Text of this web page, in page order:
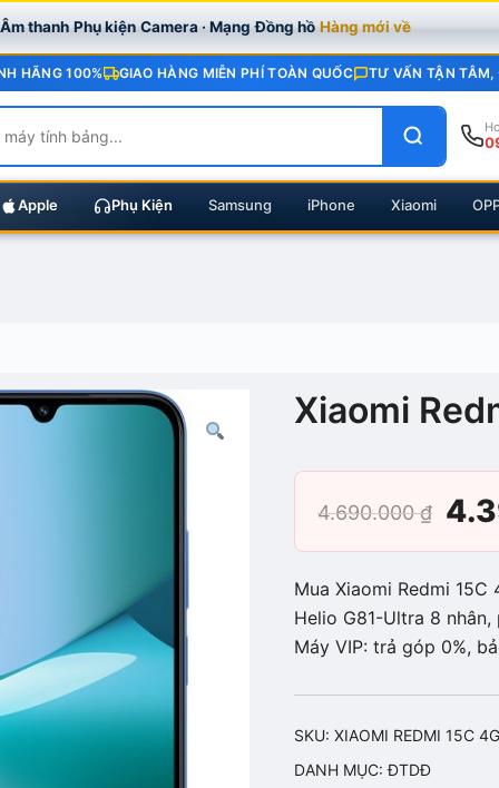
thanh Phụ kiện Camera · Mạng Đồng hồ Hàng mới về
HÃNG 100% GIAO HÀNG MIỄN PHÍ TOÀN QUỐC TƯ VẤN TẬN
Apple Phụ Kiện Samsung iPhone Xiaomi
Xiaomi
4.690.000₫
Giá
là:
Mua Xiaomi Redmi 15C
Helio G81-Ultra 8
Máy VIP: trả góp 0%,
SKU: XIAOMI REDMI 15C
DANH MỤC:ĐTDĐ